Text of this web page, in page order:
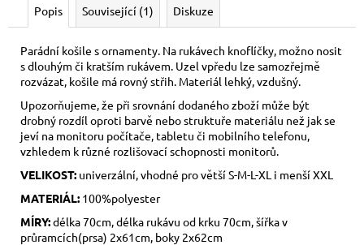
Popis Související (1) Diskuze
Parádní košile s ornamenty. Na rukávech knoflíčky, možno nosit
s dlouhým či kratším rukávem. Uzel vpředu lze samozřejmě
rozvázat, košile má rovný střih. Materiál lehký, vzdušný.
Upozorňujeme, že při srovnání dodaného zboží může být
drobný rozdíl oproti barvě nebo struktuře materiálu než jak se
jeví na monitoru počítače, tabletu či mobilního telefonu,
vzhledem k různé rozlišovací schopnosti monitorů.
VELIKOST: univerzální, vhodné pro větší S-M-L-XL i menší XXL
MATERIÁL: 100%polyester
MÍRY:délka 70cm, délka rukávu od krku 70cm, šířka v
průramcích(prsa) 2x61cm, boky 2x62cm